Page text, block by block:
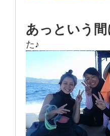
あっという
た♪